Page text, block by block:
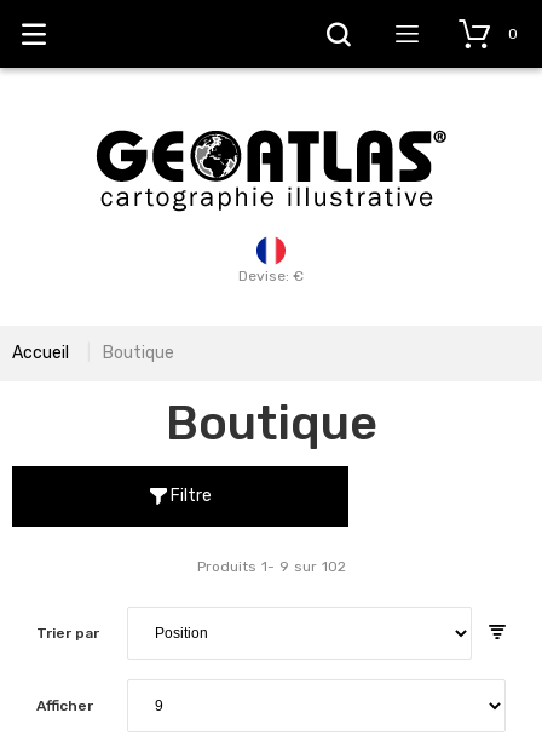
Devise: €
0
Accueil Boutique
Boutique
Filtre
Trier par
Produits 1- 9 sur 102
Afficher